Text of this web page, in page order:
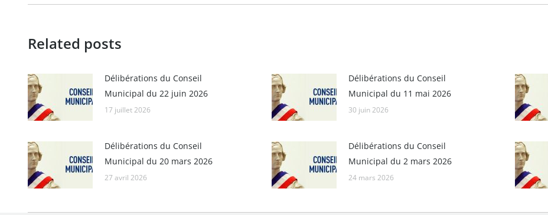
Related posts
Délibérations du Conseil
Municipal du 22 juin 2026
17 juillet 2026
Délibérations du Conseil
Municipal du 11 mai 2026
30 juin 2026
Délibérations du Conseil
Municipal du 20 mars 2026
27 avril 2026
Délibérations du Conseil
Municipal du 2 mars 2026
24 mars 2026